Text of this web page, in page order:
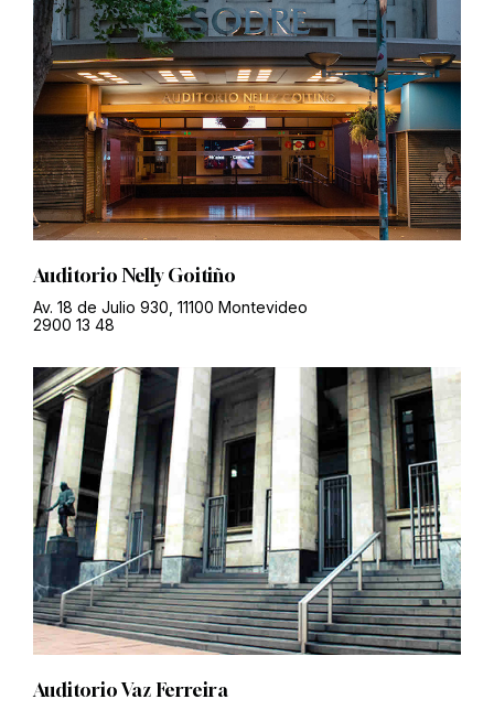
Auditorio Nelly Goitiño
Av. 18 de Julio 930, 11100 Montevideo
2900 13 48
Auditorio Vaz Ferreira